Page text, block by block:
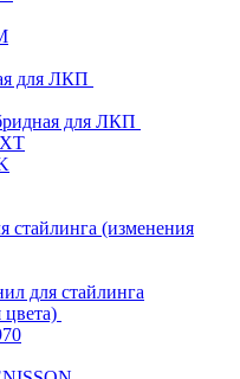
для ЛКП
для ЛКП
стайлинга (изменения
для стайлинга